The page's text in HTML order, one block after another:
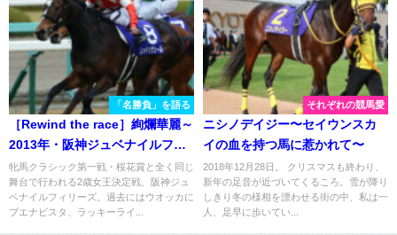
「名勝負」を語る
［Rewind the race］絢爛華麗～
2013年・阪神ジュベナイルフィ
リーズ～
牝馬クラシック第一戦・桜花賞と全く同じ
舞台で行われる2歳女王決定戦、阪神ジュ
ベナイルフィリーズ。過去にはウオッカに
ブエナビスタ、ラッキーライ...
それぞれの競馬愛
ニシノデイジー〜セイウンスカ
イの血を持つ馬に惹かれて〜
2018年12月28日。 クリスマスも終わり、
新年の足音が近づいてくるころ。雪が降り
しきり冬の様相を漂わせる街の中、私は一
人、足早に歩いてい...